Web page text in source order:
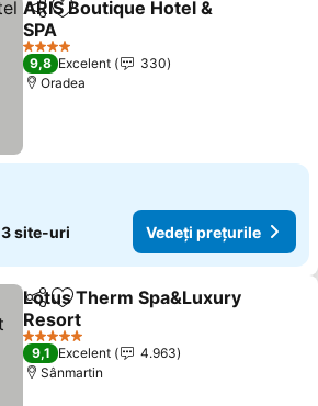
DistribuițiAdăugaţi la favorite
ARIS Boutique Hotel &
SPA
4 Stele
9,8 Excelent
330
Oradea
3 site-uri Vedeți prețurile
DistribuițiAdăugaţi la favorite
Lotus Therm Spa&Luxury
Resort
5 Stele
9,1 Excelent
4.963
Sânmartin